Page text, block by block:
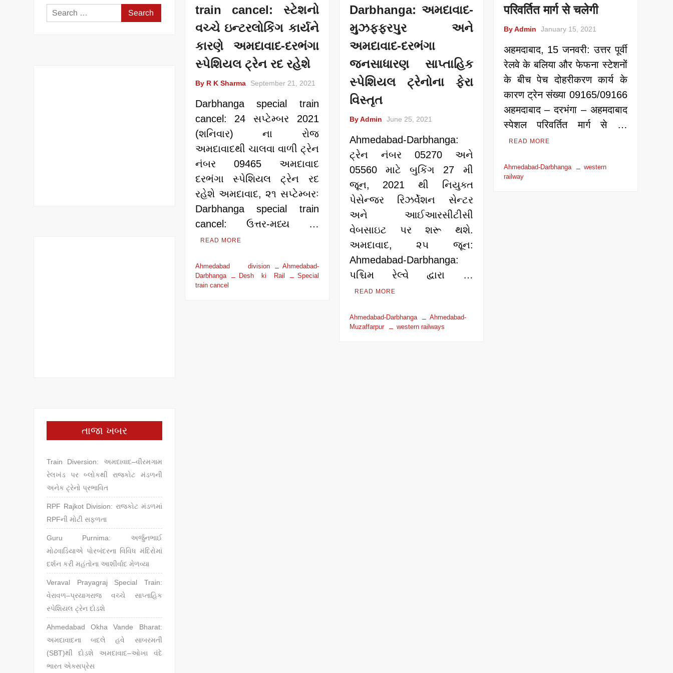
train cancel: સ્ટેશનો
વચ્ચે ઇન્ટરલોકિંગ કાર્યને
કારણે અમદાવાદ-દરભંગા
સ્પેશિયલ ટ્રેન રદ રહેશે
By R K Sharma September 21, 2021
Darbhanga special train
cancel: 24 સપ્ટેમ્બર 2021
(શનિવાર) ના રોજ
અમદાવાદથી ચાલવા વાળી ટ્રેન
નંબર 09465 અમદાવાદ
દરભંગા સ્પેશિયલ ટ્રેન રદ
રહેશે અમદાવાદ, ૨૧ સપ્ટેમ્બરઃ
Darbhanga special train
cancel: ઉત્તર-મધ્ય …
READ MORE
Ahmedabad division
Ahmedabad-
Darbhanga
Desh ki Rail
Special
train cancel
Darbhanga: અમદાવાદ-
મુઝફ્ફરપુર અને
અમદાવાદ-દરભંગા
જનસાધારણ સાપ્તાહિક
સ્પેશિયલ ટ્રેનોના ફેરા
વિસ્તૃત
By Admin June 25, 2021
Ahmedabad-Darbhanga:
ટ્રેન નંબર 05270 અને
05560 માટે બુકિંગ 27 મી
જૂન, 2021 થી નિયુક્ત
પેસેન્જર રિઝર્વેશન સેન્ટર
અને આઈઆરસીટીસી
વેબસાઇટ પર શરૂ થશે.
અમદાવાદ, ૨૫ જૂન:
Ahmedabad-Darbhanga:
પશ્ચિમ રેલ્વે દ્વારા …
READ MORE
Ahmedabad-Darbhanga
Ahmedabad-
Muzaffarpur
western railways
परिवर्तित मार्ग से चलेगी
By Admin January 15, 2021
अहमदाबाद, 15 जनवरी: उत्तर पूर्वी
रेलवे के बलिया और फेफना स्टेशनों
के बीच पेच दोहरीकरण कार्य के
कारण ट्रेन संख्या 09165/09166
अहमदाबाद – दरभंगा – अहमदाबाद
स्पेशल परिवर्तित मार्ग से …
READ MORE
Ahmedabad-Darbhanga
western
railway
Search
તાજા ખબર
Train Diversion: અમદાવાદ–વીરમગામ
રેલખંડ પર બ્લોકથી રાજકોટ મંડળની
અનેક ટ્રેનો પ્રભાવિત
RPF Rajkot Division: રાજકોટ મંડળમાં
RPFની મોટી સફળતા
Guru Purnima: અર્જુનભાઈ
મોઢવાડિયાએ પોરબંદરના વિવિધ મંદિરોમાં
દર્શન કરી મહંતોના આશીર્વાદ મેળવ્યા
Veraval Prayagraj Special Train:
વેરાવળ–પ્રયાગરાજ વચ્ચે સાપ્તાહિક
સ્પેશિયલ ટ્રેન દોડશે
Ahmedabad Okha Vande Bharat:
અમદાવાદના બદલે હવે સાબરમતી
(SBT)થી દોડશે અમદાવાદ–ઓખા વંદે
ભારત એક્સપ્રેસ